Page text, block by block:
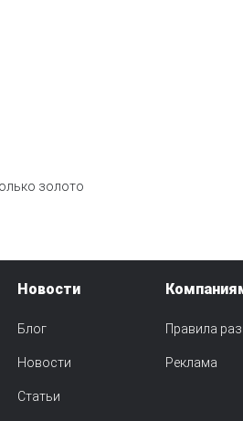
золото
Новости
Блог
Новости
Статьи
Правила
Реклама